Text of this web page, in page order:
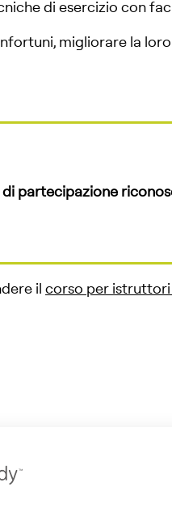
di esercizio con
migliorare la
partecipazione
il corso per